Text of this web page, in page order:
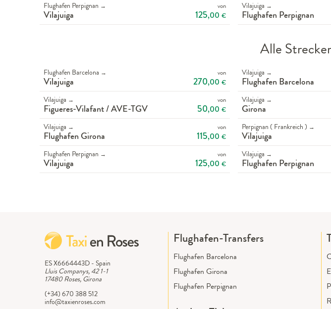
Flughafen Perpignan →
Vilajuiga
von
125,00 €
Vilajuiga →
Flughafen Perpignan
Alle
Flughafen Barcelona →
Vilajuiga
von
270,00 €
Vilajuiga →
Flughafen Barcelona
Vilajuiga →
Figueres-Vilafant / AVE-TGV
von
50,00 €
Vilajuiga →
Girona
Vilajuiga →
Flughafen Girona
von
115,00 €
Perpignan ( Frankreich ) →
Vilajuiga
Flughafen Perpignan →
Vilajuiga
von
125,00 €
Vilajuiga →
Flughafen Perpignan
ES X6664443D - Spain
Lluis Companys, 42 1-1
17480 Roses, Girona
(+34) 670 388 512
info@taxienroses.com
Flughafen-Transfers
Flughafen Barcelona
Flughafen Girona
Flughafen Perpignan